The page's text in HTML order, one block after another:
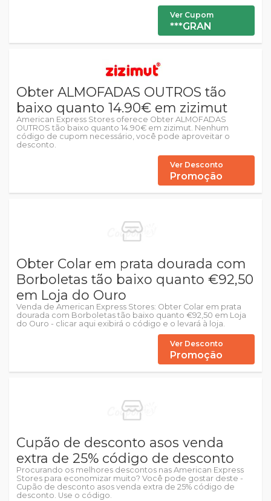
Ver Cupom
***GRAN
Obter ALMOFADAS OUTROS tão
baixo quanto 14.90€ em zizimut
American Express Stores oferece Obter ALMOFADAS
OUTROS tão baixo quanto 14.90€ em zizimut. Nenhum
código de cupom necessário, você pode aproveitar o
desconto.
Ver Desconto
Promoção
Obter Colar em prata dourada com
Borboletas tão baixo quanto €92,50
em Loja do Ouro
Venda de American Express Stores: Obter Colar em prata
dourada com Borboletas tão baixo quanto €92,50 em Loja
do Ouro - clicar aqui exibirá o código e o levará à loja.
Ver Desconto
Promoção
Cupão de desconto asos venda
extra de 25% código de desconto
Procurando os melhores descontos nas American Express
Stores para economizar muito? Você pode gostar deste -
Cupão de desconto asos venda extra de 25% código de
desconto. Use o código.